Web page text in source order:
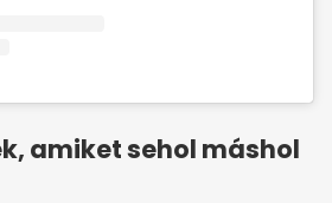
amiket sehol máshol